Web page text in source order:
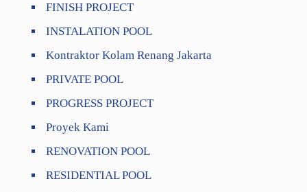
FINISH PROJECT
INSTALATION POOL
Kontraktor Kolam Renang Jakarta
PRIVATE POOL
PROGRESS PROJECT
Proyek Kami
RENOVATION POOL
RESIDENTIAL POOL